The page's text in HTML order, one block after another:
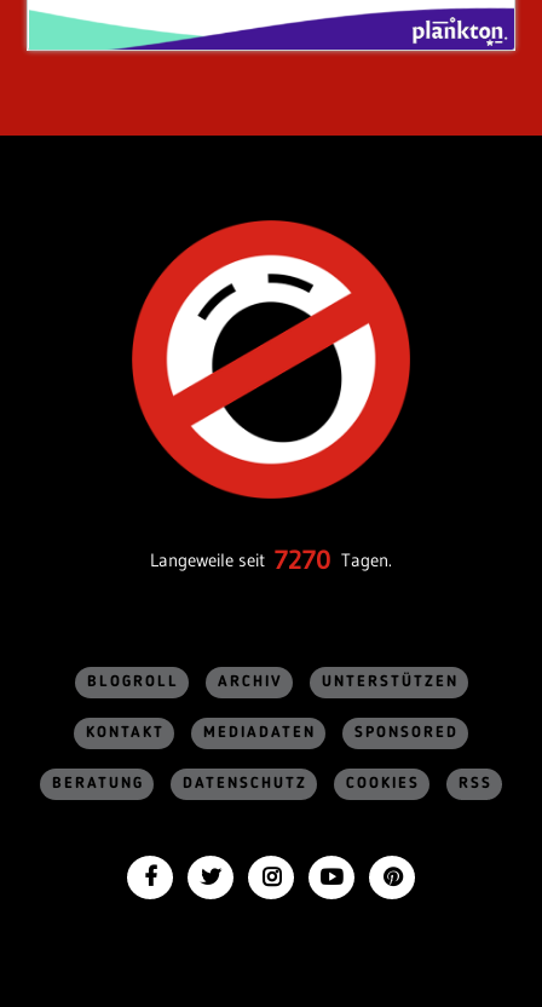
Langeweile seit 7270 Tagen.
BLOGROLL ARCHIV UNTERSTÜTZEN
KONTAKT MEDIADATEN SPONSORED
BERATUNG DATENSCHUTZ COOKIES RSS